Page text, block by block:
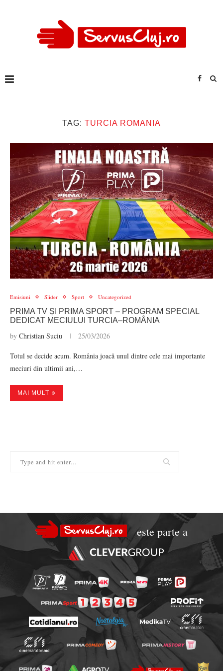
TAG: TURCIA ROMANIA
Emisiuni Slider Sport Uncategorized
PRIMA TV ȘI PRIMA SPORT – PROGRAM SPECIAL
DEDICAT MECIULUI TURCIA–ROMÂNIA
by Christian Suciu 25/03/2026
Totul se decide acum. România joacă unul dintre cele mai importante
meciuri din ultimii ani,…
MAI MULT
este parte a